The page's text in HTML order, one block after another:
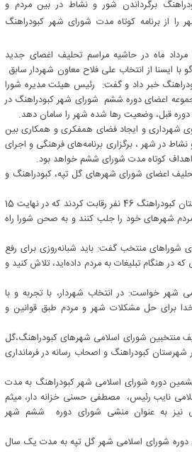
برگرداندن شور و نشاط در بین مردم و
را از برنامه کوتاه مدت شورای شهر کبودراهنگ
غلامرضا بابایی ظهر پنجشنبه ۱۴ مرداد ماه در حاشیه مراسم تحلیف اغصای جدید
ایسنا از انتخاب علی فلاح معاون شهردار سابق
خبر داد و گفت: رئیس هیئت مدیره شورا
اعضای دوره ششم شورای شهر کبودراهنگ در
دوره قبل، وضعیت رها شده شهر را سامان دهد.
شهرداری و ایجاد فضای همفکری و همکاری بین
در شهر ، برگزاری برنامه‌های فرهنگی و اجرای
اهداف کوتاه مدت شورای ششم خواهد بود.
تحلیف اعضای شورای شهرهای گل تپه، کبودراهنگ و
در مجموع انتخابات شورای شهرستان کبودراهنگ 46 نفر رقابت کردند که در نهایت 15
مردم شهرهای خود را جلب کنند و به صحن شورا راه
منتخب گفت: باید شبانه‌روزی برای رفع
در هنگام تبلیغات به مردم داده‌اید، تلاش کنید و
شهر خواست: در انتخاب شهردار، با تجربه و با
برای حل مشکلات شهر و مردم طبق قوانین و
منتخبین شورای اسلامی شهرهای کبودراهنگ،گل
شهرستان کبودراهنگ و اصحاب رسانه در فرمانداری
دوره شورای اسلامی شهر کبودراهنگ به مدت
نایب رئیس، مصطفی حسنی خزانه دار، میثم
نیز به عنوان منشی شورای دوره ششم شهر
شورای اسلامی شهر گل تپه به مدت یک سال